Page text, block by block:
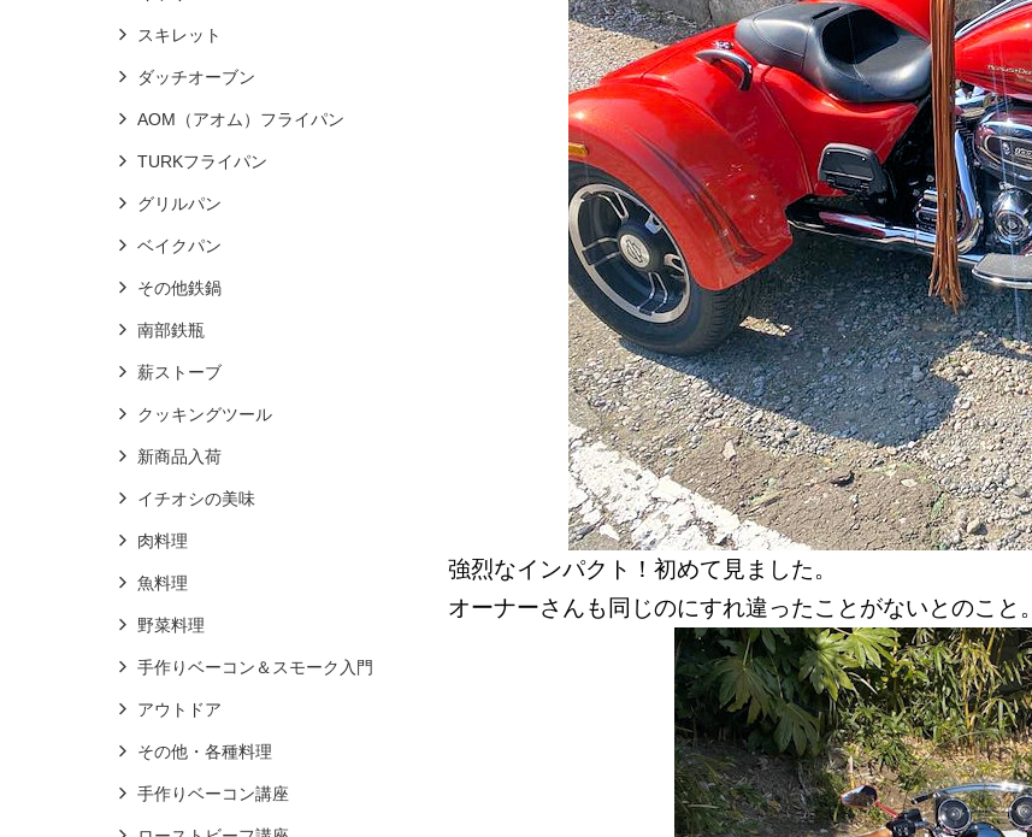
強烈なインパクト！初めて見ました。
オーナーさんも同じのにすれ違ったことがないとのこと。
スキレット
ダッチオーブン
AOM（アオム）フライパン
TURKフライパン
グリルパン
ベイクパン
その他鉄鍋
南部鉄瓶
薪ストーブ
クッキングツール
新商品入荷
イチオシの美味
肉料理
魚料理
野菜料理
手作りベーコン＆スモーク入門
アウトドア
その他・各種料理
手作りベーコン講座